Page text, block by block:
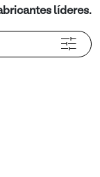
líderes.